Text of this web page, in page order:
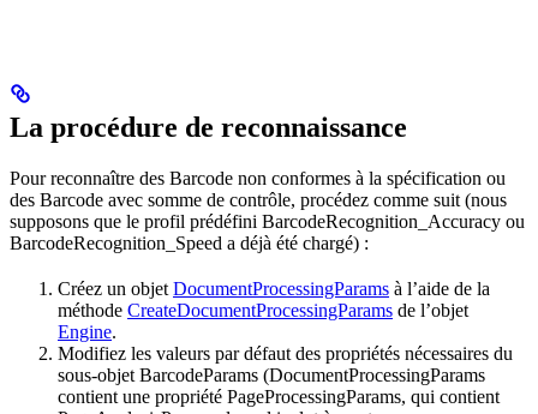
La procédure de reconnaissance
Pour reconnaître des Barcode non conformes à la spécification ou
des Barcode avec somme de contrôle, procédez comme suit (nous
supposons que le profil prédéfini BarcodeRecognition_Accuracy ou
BarcodeRecognition_Speed a déjà été chargé) :
Créez un objet DocumentProcessingParams à l’aide de la
méthode CreateDocumentProcessingParams de l’objet
Engine.
Modifiez les valeurs par défaut des propriétés nécessaires du
sous-objet BarcodeParams (DocumentProcessingParams
contient une propriété PageProcessingParams, qui contient